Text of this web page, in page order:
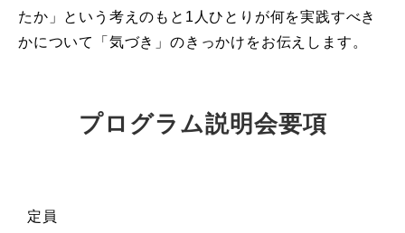
たか」という考えのもと1人ひとりが何を実践すべき
かについて「気づき」のきっかけをお伝えします。
プログラム説明会要項
定員